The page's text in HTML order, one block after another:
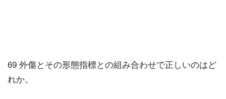
69 外傷とその形態指標との組み合わせで正しいのはど
れか。